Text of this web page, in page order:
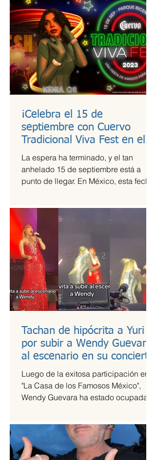
¡Celebra el 15 de
septiembre con Cuervo
Tradicional Viva Fest en el
Parque Bicentenario!
La espera ha terminado, y el tan
anhelado 15 de septiembre está a
punto de llegar. En México, esta fecha
Tachan de hipócrita a Yuri
por subir a Wendy Guevara
al escenario en su concierto
Luego de la exitosa participación en
"La Casa de los Famosos México",
Wendy Guevara ha estado ocupada